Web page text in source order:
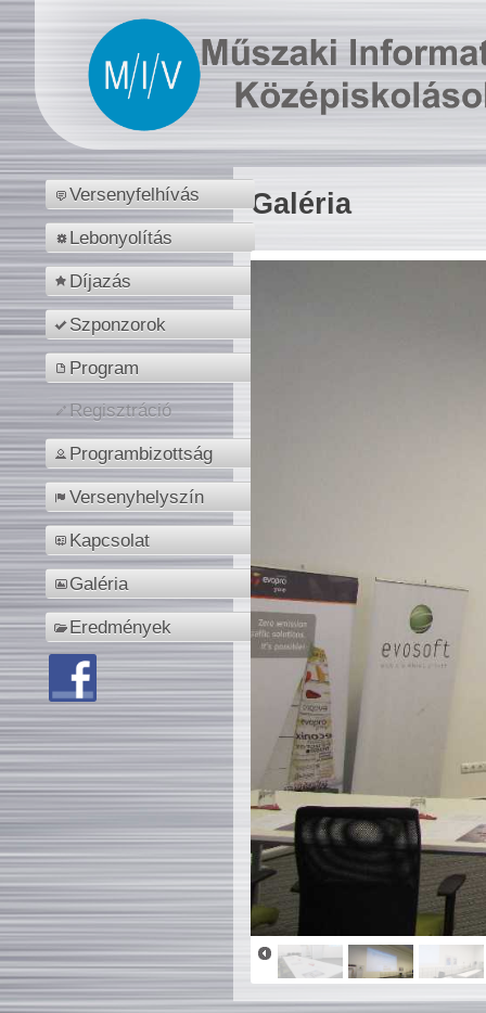
Versenyfelhívás
Lebonyolítás
Díjazás
Szponzorok
Program
Regisztráció
Programbizottság
Versenyhelyszín
Kapcsolat
Galéria
Eredmények
Galéria